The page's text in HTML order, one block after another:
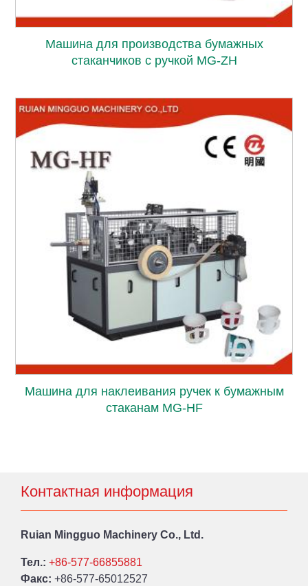
Машина для производства бумажных
стаканчиков с ручкой MG-ZH
Машина для наклеивания ручек к бумажным
стаканам MG-HF
Контактная информация
Ruian Mingguo Machinery Co., Ltd.
Тел.: +86-577-66855881
Факс: +86-577-65012527